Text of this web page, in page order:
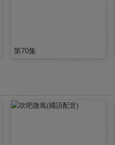
第70集